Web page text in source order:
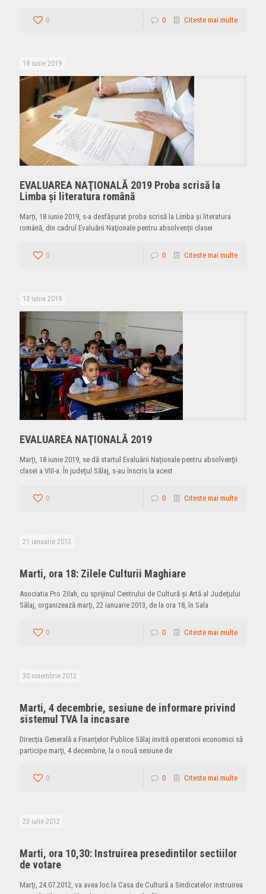
0 0 Citeste mai multe
18 iunie 2019
EVALUAREA NAŢIONALĂ 2019 Proba scrisă la
Limba și literatura română
Marți, 18 iunie 2019, s-a desfăşurat proba scrisă la Limba şi literatura
română, din cadrul Evaluării Naţionale pentru absolvenţii clasei
0 0 Citeste mai multe
13 iunie 2019
EVALUAREA NAŢIONALĂ 2019
Marți, 18 iunie 2019, se dă startul Evaluării Naţionale pentru absolvenţii
clasei a VIII-a. În judeţul Sălaj, s-au înscris la acest
0 0 Citeste mai multe
21 ianuarie 2013
Marti, ora 18: Zilele Culturii Maghiare
Asociatia Pro Zilah, cu sprijinul Centrului de Cultură şi Artă al Judeţului
Sălaj, organizează marţi, 22 ianuarie 2013, de la ora 18, în Sala
0 0 Citeste mai multe
30 noiembrie 2012
Marti, 4 decembrie, sesiune de informare privind
sistemul TVA la incasare
Direcţia Generală a Finanţelor Publice Sălaj invită operatorii economici să
participe marţi, 4 decembrie, la o nouă sesiune de
0 0 Citeste mai multe
23 iulie 2012
Marti, ora 10,30: Instruirea presedintilor sectiilor
de votare
Marţi, 24.07.2012, va avea loc la Casa de Cultură a Sindicatelor instruirea